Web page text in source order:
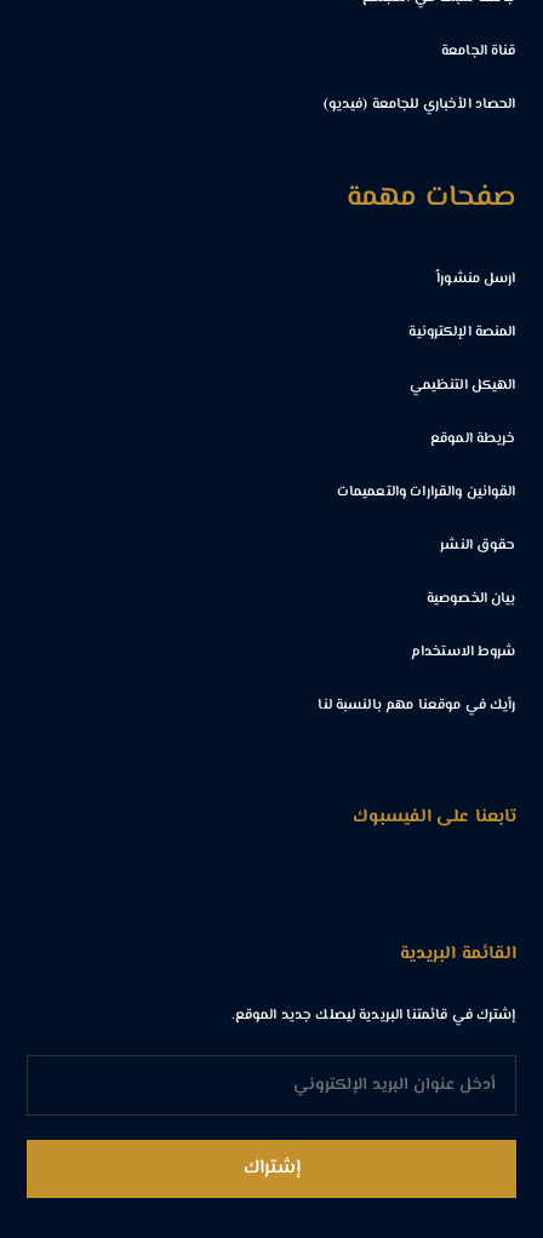
قناة الجامعة
الحصاد الأخباري للجامعة (فيديو)
صفحات مهمة
ارسل منشوراً
المنصة الإلكترونية
الهيكل التنظيمي
خريطة الموقع
القوانين والقرارات والتعميمات
حقوق النشر
بيان الخصوصية
شروط الاستخدام
رأيك في موقعنا مهم بالنسبة لنا
تابعنا على الفيسبوك
القائمة البريدية
إشترك في قائمتنا البريدية ليصلك جديد الموقع.